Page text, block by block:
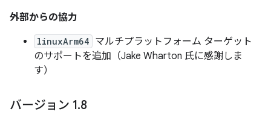
外部からの協力
linuxArm64 マルチプラットフォーム ターゲット
のサポートを追加（Jake Wharton 氏に感謝しま
す）
バージョン 1.8